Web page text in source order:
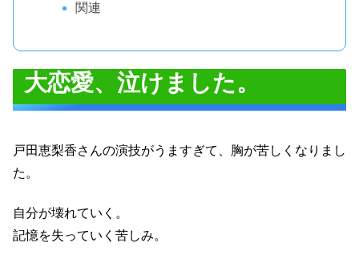
関連
大恋愛、泣けました。
戸田恵梨香さんの演技がうますぎて、胸が苦しくなりまし
た。
自分が壊れていく。
記憶を失っていく苦しみ。